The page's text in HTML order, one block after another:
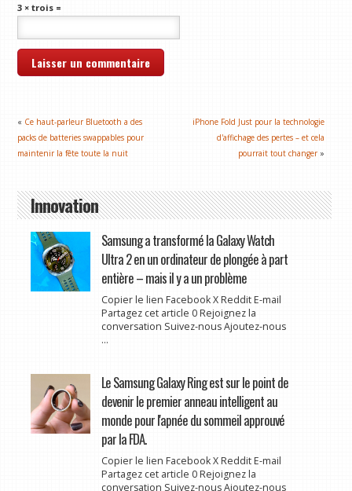
3 × trois =
« Ce haut-parleur Bluetooth a des
packs de batteries swappables pour
maintenir la fête toute la nuit
iPhone Fold Just pour la technologie
d'affichage des pertes – et cela
pourrait tout changer »
Innovation
Samsung a transformé la Galaxy Watch
Ultra 2 en un ordinateur de plongée à part
entière – mais il y a un problème
Copier le lien Facebook X Reddit E-mail
Partagez cet article 0 Rejoignez la
conversation Suivez-nous Ajoutez-nous
...
Le Samsung Galaxy Ring est sur le point de
devenir le premier anneau intelligent au
monde pour l'apnée du sommeil approuvé
par la FDA.
Copier le lien Facebook X Reddit E-mail
Partagez cet article 0 Rejoignez la
conversation Suivez-nous Ajoutez-nous